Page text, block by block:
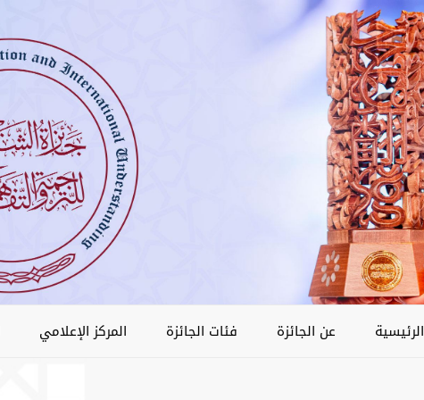
الرئيسية عن الجائزة فئات الجائزة المركز الإعلامي